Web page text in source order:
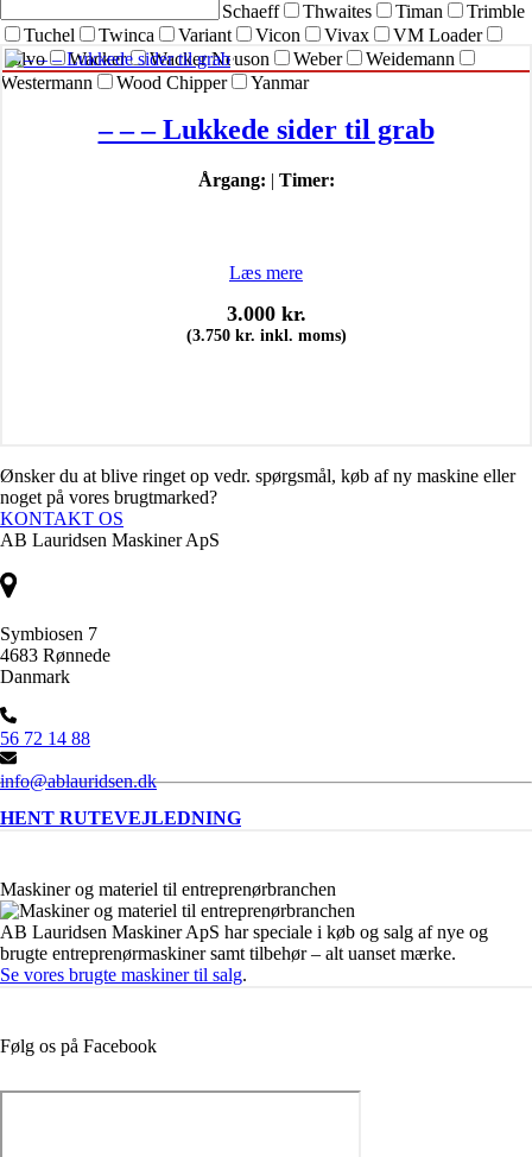
Terex Schaeff Thwaites Timan
Trimble
Tuchel
Twinca Variant Vicon Vivax
VM Loader
Volvo
Wacker Wacker Neuson Weber
Weidemann
Westermann
Wood Chipper Yanmar
– – – Lukkede sider til grab
Årgang: | Timer:
Læs mere
3.000 kr.
(3.750 kr. inkl. moms)
Ønsker du at blive ringet op vedr. spørgsmål, køb af ny maskine eller
noget på vores brugtmarked?
KONTAKT OS
AB Lauridsen Maskiner ApS
Symbiosen 7
4683 Rønnede
Danmark
56 72 14 88
info@ablauridsen.dk
HENT RUTEVEJLEDNING
Maskiner og materiel til entreprenørbranchen
AB Lauridsen Maskiner ApS har speciale i køb og salg af nye og
brugte entreprenørmaskiner samt tilbehør – alt uanset mærke.
Se vores brugte maskiner til salg.
Følg os på Facebook